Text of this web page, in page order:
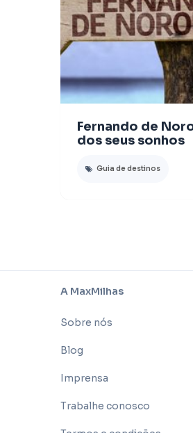
Fernando de
dos seus sonhos
Guia de destinos
A MaxMilhas
Sobre nós
Blog
Imprensa
Trabalhe conosco